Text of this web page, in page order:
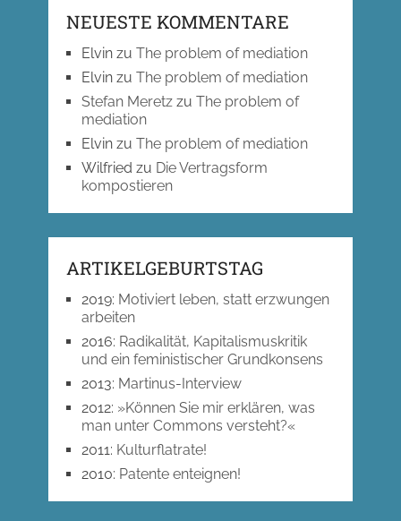
NEUESTE KOMMENTARE
Elvinzu The problem of mediation
Elvinzu The problem of mediation
Stefan Meretzzu The problem of
mediation
Elvinzu The problem of mediation
Wilfried zu Die Vertragsform
kompostieren
ARTIKELGEBURTSTAG
2019: Motiviert leben, statt erzwungen
arbeiten
2016: Radikalität, Kapitalismuskritik
und ein feministischer Grundkonsens
2013: Martinus-Interview
2012: »Können Sie mir erklären, was
man unter Commons versteht?«
2011: Kulturflatrate!
2010: Patente enteignen!